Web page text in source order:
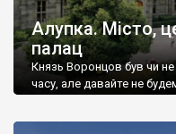
Алупка. Місто,
палац
Князь Воронцов був чи
часу, але давайте не